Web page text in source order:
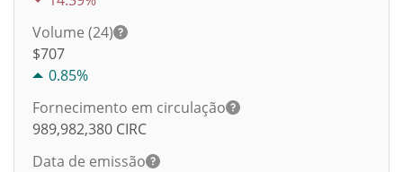
Volume (24)
$707
0.85%
Fornecimento em circulação
989,982,380 CIRC
Data de emissão